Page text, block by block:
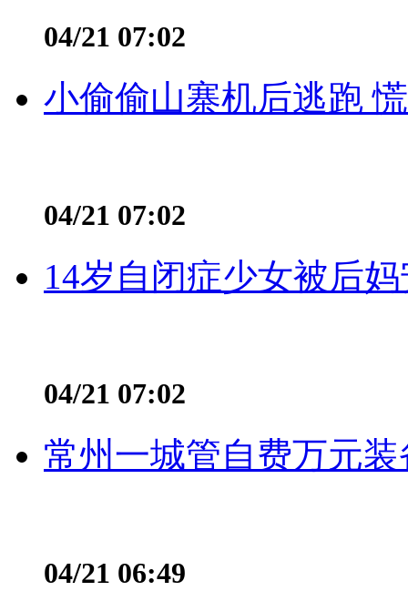
04/21 07:02
小偷偷山寨机后逃跑
04/21 07:02
14岁自闭症少女被后
04/21 07:02
常州一城管自费万元
04/21 06:49